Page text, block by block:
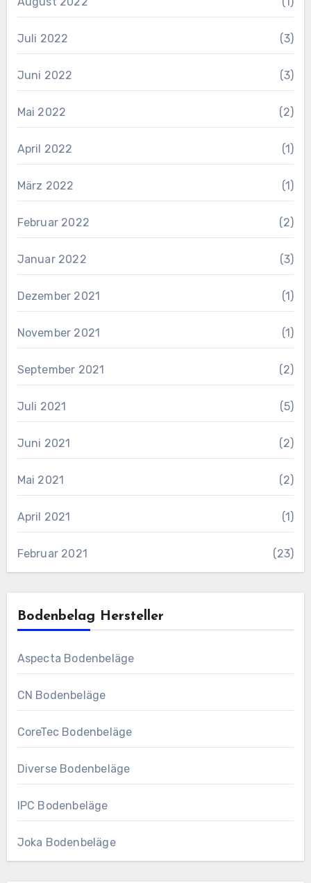
Juli 2022 (3)
Juni 2022 (3)
Mai 2022 (2)
April 2022 (1)
März 2022 (1)
Februar 2022 (2)
Januar 2022 (3)
Dezember 2021 (1)
November 2021 (1)
September 2021 (2)
Juli 2021 (5)
Juni 2021 (2)
Mai 2021 (2)
April 2021 (1)
Februar 2021 (23)
Bodenbelag Hersteller
Aspecta Bodenbeläge
CN Bodenbeläge
CoreTec Bodenbeläge
Diverse Bodenbeläge
IPC Bodenbeläge
Joka Bodenbeläge